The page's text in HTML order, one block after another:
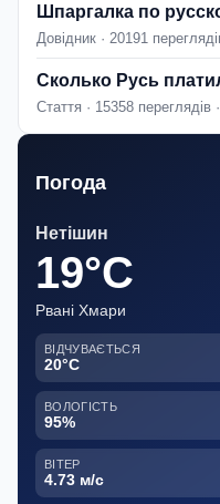
Шпаргалка по
Довідник · 20191
Сколько Русь
Стаття · 15358 переглядів
Погода
Нетішин
19°C
Рвані Хмари
ВІДЧУВАЄТЬСЯ
20°C
ВОЛОГІСТЬ
95%
ВІТЕР
4.73 м/с